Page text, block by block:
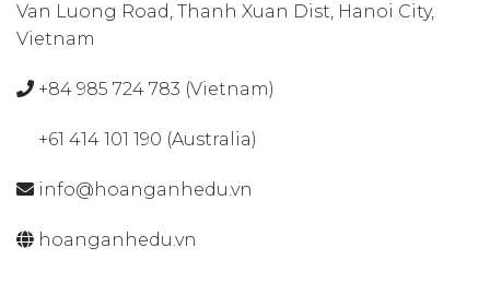
Van Luong Road, Thanh Xuan Dist, Hanoi City,
Vietnam
+84 985 724 783 (Vietnam)
+61 414 101 190 (Australia)
info@hoanganhedu.vn
hoanganhedu.vn